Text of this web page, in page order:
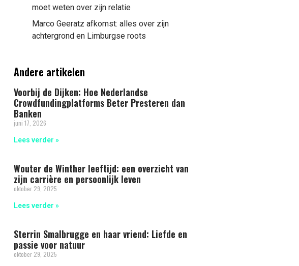
moet weten over zijn relatie
Marco Geeratz afkomst: alles over zijn
achtergrond en Limburgse roots
Andere artikelen
Voorbij de Dijken: Hoe Nederlandse
Crowdfundingplatforms Beter Presteren dan
Banken
juni 17, 2026
Lees verder »
Wouter de Winther leeftijd: een overzicht van
zijn carrière en persoonlijk leven
oktober 29, 2025
Lees verder »
Sterrin Smalbrugge en haar vriend: Liefde en
passie voor natuur
oktober 29, 2025